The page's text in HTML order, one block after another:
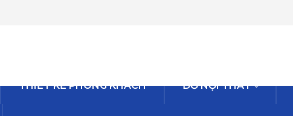
THIẾT KẾ PHÒNG KHÁCH ĐỒ NỘI THẤT